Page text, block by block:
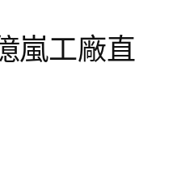
嵐工廠直